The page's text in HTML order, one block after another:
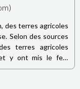
des terres agricoles
Selon des sources
terres agricoles
y ont mis le feu,
Les mêmes sources